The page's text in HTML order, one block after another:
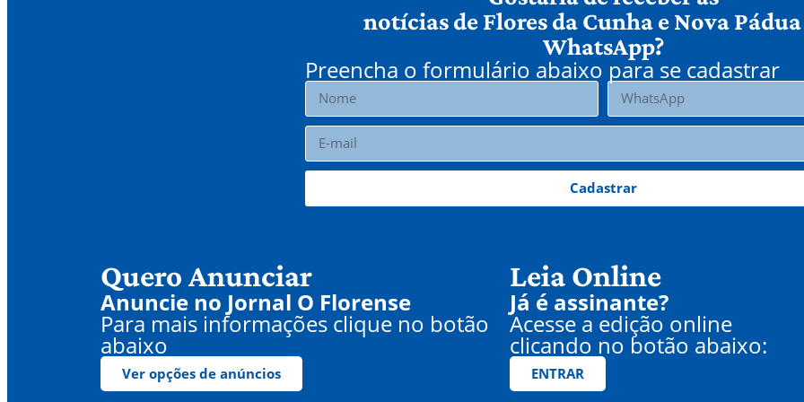
notícias de Flores da Cunha e Nova
WhatsApp?
Preencha o formulário abaixo para se cadastrar
Cadastrar
Quero Anunciar
Anuncie no Jornal O Florense
Para mais informações clique no botão
abaixo
Ver opções de anúncios
Leia Online
Já é assinante?
Acesse a edição online
clicando no botão abaixo:
ENTRAR